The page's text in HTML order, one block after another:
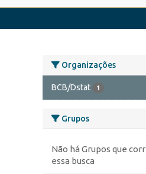
Organizações
BCB/Dstat 1
Grupos
Não há Grupos que
essa busca